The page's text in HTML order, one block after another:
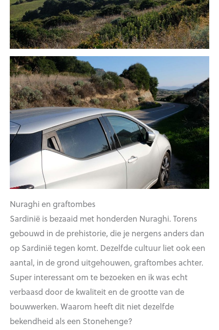
Nuraghi en graftombes
Sardinië is bezaaid met honderden Nuraghi. Torens
gebouwd in de prehistorie, die je nergens anders dan
op Sardinië tegen komt. Dezelfde cultuur liet ook een
aantal, in de grond uitgehouwen, graftombes achter.
Super interessant om te bezoeken en ik was echt
verbaasd door de kwaliteit en de grootte van de
bouwwerken. Waarom heeft dit niet dezelfde
bekendheid als een Stonehenge?